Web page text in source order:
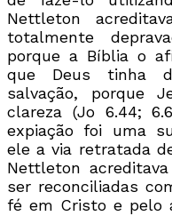
Nettleton
totalmente
porque a Bíblia o
que Deus tinha
salvação, porque
clareza (Jo 6.44;
expiação foi uma
ele a via retratada
Nettleton
ser reconciliadas
fé em Cristo e pelo